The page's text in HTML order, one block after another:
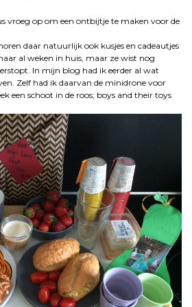
vroeg op om een ontbijtje te maken voor de
daar natuurlijk ook kusjes en cadeautjes
al weken in huis, maar ze wist nog
In mijn blog had ik eerder al wat
Zelf had ik daarvan de minidrone voor
een schoot in de roos; boys and their toys